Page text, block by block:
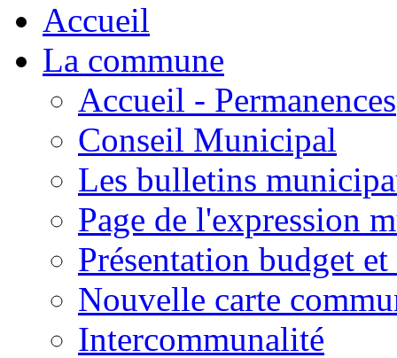
Accueil
La commune
Accueil - Permanences
Conseil Municipal
Les bulletins
Page de l'expression
Présentation budget
Nouvelle carte
Intercommunalité